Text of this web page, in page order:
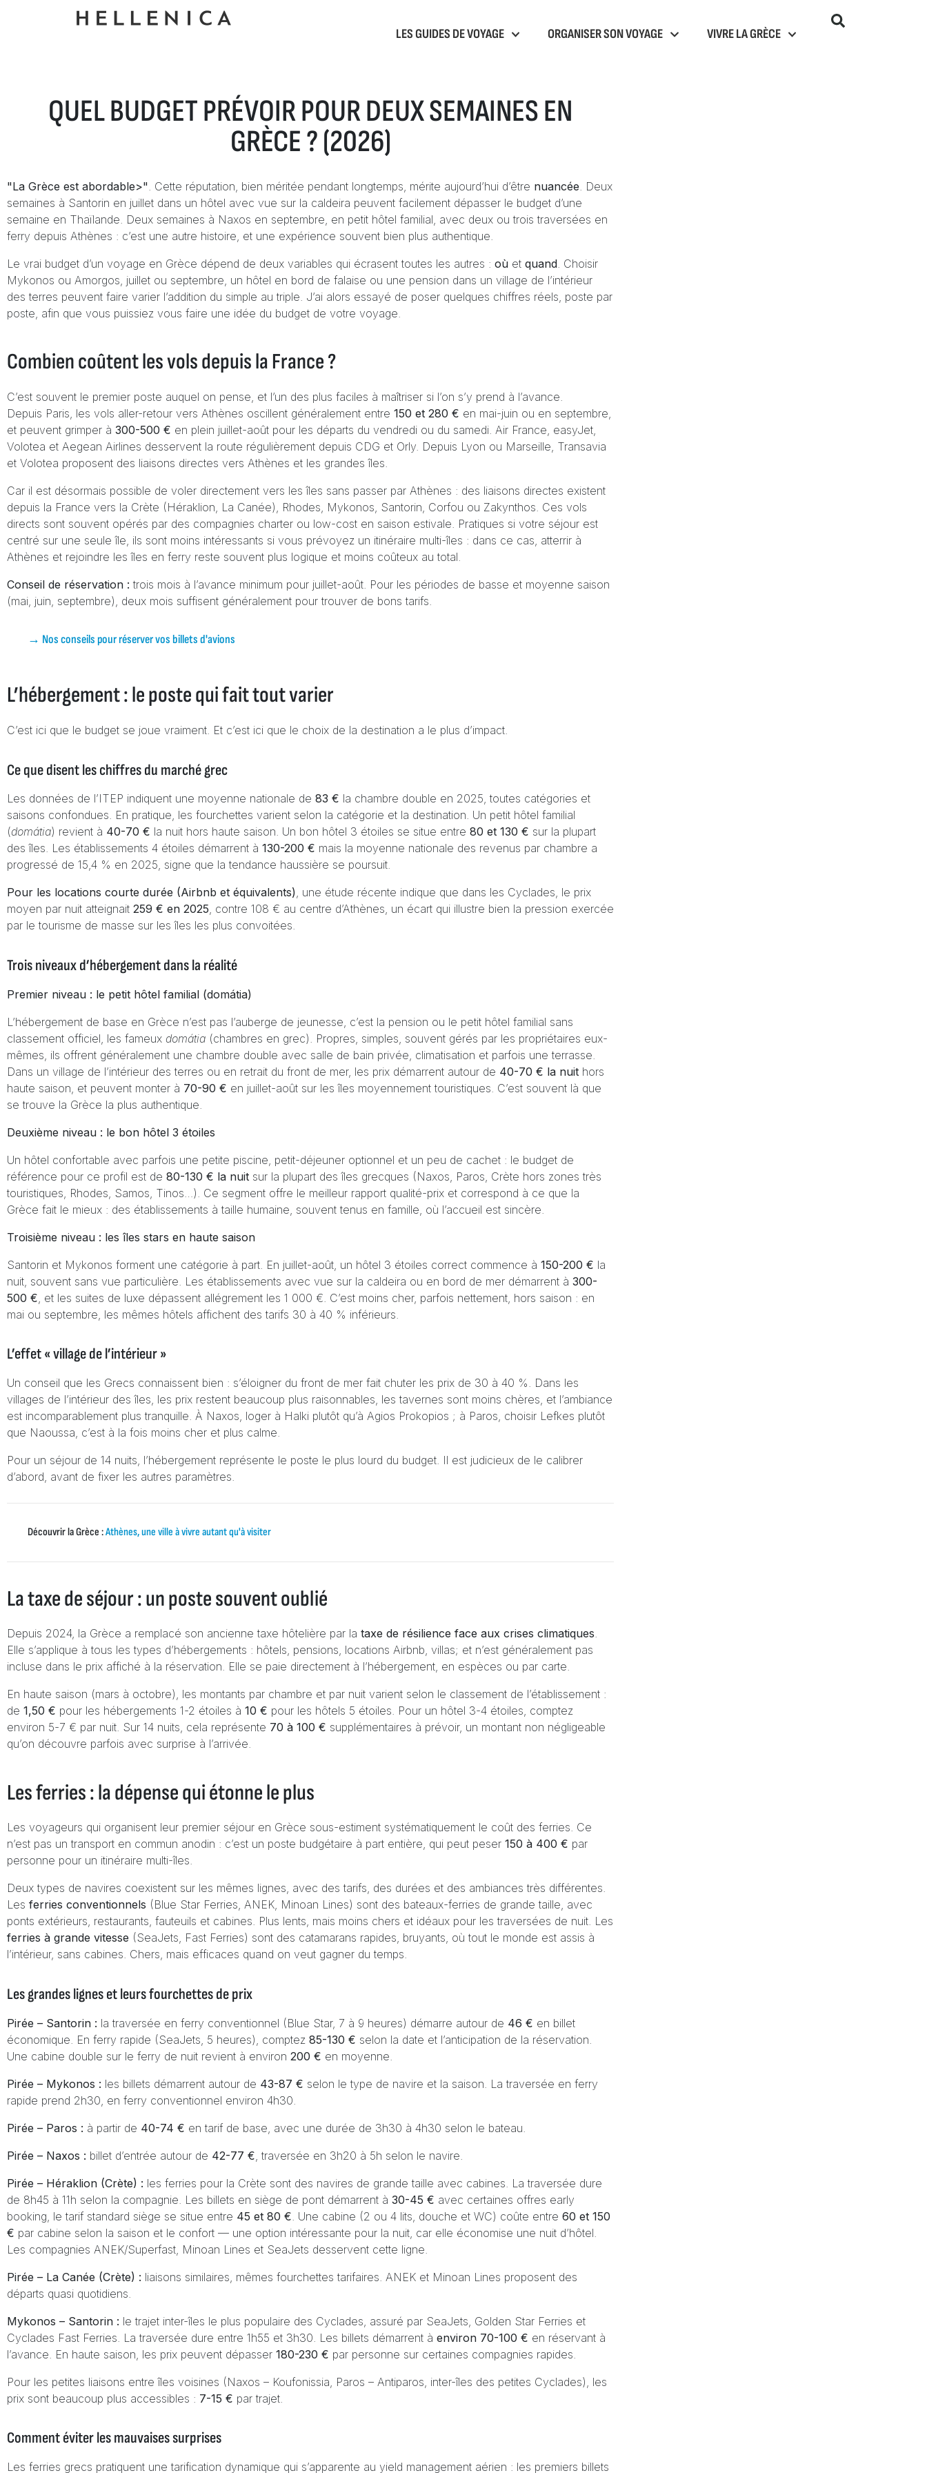
LES GUIDES DE VOYAGE ORGANISER SON VOYAGE VIVRE LA GRÈCE
QUEL BUDGET PRÉVOIR POUR DEUX SEMAINES EN
GRÈCE ? (2026)
La Grèce est abordable> . Cette réputation, bien méritée pendant longtemps, mérite aujourd’hui d’être nuancée. Deux
semaines à Santorin en juillet dans un hôtel avec vue sur la caldeira peuvent facilement dépasser le budget d’une
semaine en Thaïlande. Deux semaines à Naxos en septembre, en petit hôtel familial, avec deux ou trois traversées en
ferry depuis Athènes : c’est une autre histoire, et une expérience souvent bien plus authentique.
Le vrai budget d’un voyage en Grèce dépend de deux variables qui écrasent toutes les autres : où et quand. Choisir
Mykonos ou Amorgos, juillet ou septembre, un hôtel en bord de falaise ou une pension dans un village de l’intérieur
des terres peuvent faire varier l’addition du simple au triple. J’ai alors essayé de poser quelques chiffres réels, poste par
poste, afin que vous puissiez vous faire une idée du budget de votre voyage.
Combien coûtent les vols depuis la France ?
C’est souvent le premier poste auquel on pense, et l’un des plus faciles à maîtriser si l’on s’y prend à l’avance.
Depuis Paris, les vols aller-retour vers Athènes oscillent généralement entre 150 et 280 € en mai-juin ou en septembre,
et peuvent grimper à 300-500 € en plein juillet-août pour les départs du vendredi ou du samedi. Air France, easyJet,
Volotea et Aegean Airlines desservent la route régulièrement depuis CDG et Orly. Depuis Lyon ou Marseille, Transavia
et Volotea proposent des liaisons directes vers Athènes et les grandes îles.
Car il est désormais possible de voler directement vers les îles sans passer par Athènes : des liaisons directes existent
depuis la France vers la Crète (Héraklion, La Canée), Rhodes, Mykonos, Santorin, Corfou ou Zakynthos. Ces vols
directs sont souvent opérés par des compagnies charter ou low-cost en saison estivale. Pratiques si votre séjour est
centré sur une seule île, ils sont moins intéressants si vous prévoyez un itinéraire multi-îles : dans ce cas, atterrir à
Athènes et rejoindre les îles en ferry reste souvent plus logique et moins coûteux au total.
Conseil de réservation : trois mois à l’avance minimum pour juillet-août. Pour les périodes de basse et moyenne saison
(mai, juin, septembre), deux mois suffisent généralement pour trouver de bons tarifs.
→ Nos conseils pour réserver vos billets d'avions
L’hébergement : le poste qui fait tout varier
C’est ici que le budget se joue vraiment. Et c’est ici que le choix de la destination a le plus d’impact.
Ce que disent les chiffres du marché grec
Les données de l’ITEP indiquent une moyenne nationale de 83 € la chambre double en 2025, toutes catégories et
saisons confondues. En pratique, les fourchettes varient selon la catégorie et la destination. Un petit hôtel familial
(domátia) revient à 40-70 € la nuit hors haute saison. Un bon hôtel 3 étoiles se situe entre 80 et 130 € sur la plupart
des îles. Les établissements 4 étoiles démarrent à 130-200 € mais la moyenne nationale des revenus par chambre a
progressé de 15,4 % en 2025, signe que la tendance haussière se poursuit.
Pour les locations courte durée (Airbnb et équivalents), une étude récente indique que dans les Cyclades, le prix
moyen par nuit atteignait 259 € en 2025, contre 108 € au centre d’Athènes, un écart qui illustre bien la pression exercée
par le tourisme de masse sur les îles les plus convoitées.
Trois niveaux d’hébergement dans la réalité
Premier niveau : le petit hôtel familial (domátia)
L’hébergement de base en Grèce n’est pas l’auberge de jeunesse, c’est la pension ou le petit hôtel familial sans
classement officiel, les fameux domátia (chambres en grec). Propres, simples, souvent gérés par les propriétaires eux-
mêmes, ils offrent généralement une chambre double avec salle de bain privée, climatisation et parfois une terrasse.
Dans un village de l’intérieur des terres ou en retrait du front de mer, les prix démarrent autour de 40-70 € la nuit hors
haute saison, et peuvent monter à 70-90 € en juillet-août sur les îles moyennement touristiques. C’est souvent là que
se trouve la Grèce la plus authentique.
Deuxième niveau : le bon hôtel 3 étoiles
Un hôtel confortable avec parfois une petite piscine, petit-déjeuner optionnel et un peu de cachet : le budget de
référence pour ce profil est de 80-130 € la nuit sur la plupart des îles grecques (Naxos, Paros, Crète hors zones très
touristiques, Rhodes, Samos, Tinos…). Ce segment offre le meilleur rapport qualité-prix et correspond à ce que la
Grèce fait le mieux : des établissements à taille humaine, souvent tenus en famille, où l’accueil est sincère.
Troisième niveau : les îles stars en haute saison
Santorin et Mykonos forment une catégorie à part. En juillet-août, un hôtel 3 étoiles correct commence à 150-200 € la
nuit, souvent sans vue particulière. Les établissements avec vue sur la caldeira ou en bord de mer démarrent à 300-
500 € , et les suites de luxe dépassent allégrement les 1 000 €. C’est moins cher, parfois nettement, hors saison : en
mai ou septembre, les mêmes hôtels affichent des tarifs 30 à 40 % inférieurs.
L’effet « village de l’intérieur »
Un conseil que les Grecs connaissent bien : s’éloigner du front de mer fait chuter les prix de 30 à 40 %. Dans les
villages de l’intérieur des îles, les prix restent beaucoup plus raisonnables, les tavernes sont moins chères, et l’ambiance
est incomparablement plus tranquille. À Naxos, loger à Halki plutôt qu’à Agios Prokopios ; à Paros, choisir Lefkes plutôt
que Naoussa, c’est à la fois moins cher et plus calme.
Pour un séjour de 14 nuits, l’hébergement représente le poste le plus lourd du budget. Il est judicieux de le calibrer
d’abord, avant de fixer les autres paramètres.
Découvrir la Grèce :Athènes, une ville à vivre autant qu'à visiter
La taxe de séjour : un poste souvent oublié
Depuis 2024, la Grèce a remplacé son ancienne taxe hôtelière par la taxe de résilience face aux crises climatiques.
Elle s’applique à tous les types d’hébergements : hôtels, pensions, locations Airbnb, villas; et n’est généralement pas
incluse dans le prix affiché à la réservation. Elle se paie directement à l’hébergement, en espèces ou par carte.
En haute saison (mars à octobre), les montants par chambre et par nuit varient selon le classement de l’établissement :
de 1,50 € pour les hébergements 1-2 étoiles à 10 € pour les hôtels 5 étoiles. Pour un hôtel 3-4 étoiles, comptez
environ 5-7 € par nuit. Sur 14 nuits, cela représente 70 à 100 € supplémentaires à prévoir, un montant non négligeable
qu’on découvre parfois avec surprise à l’arrivée.
Les ferries : la dépense qui étonne le plus
Les voyageurs qui organisent leur premier séjour en Grèce sous-estiment systématiquement le coût des ferries. Ce
n’est pas un transport en commun anodin : c’est un poste budgétaire à part entière, qui peut peser 150 à 400 € par
personne pour un itinéraire multi-îles.
Deux types de navires coexistent sur les mêmes lignes, avec des tarifs, des durées et des ambiances très différentes.
Les ferries conventionnels (Blue Star Ferries, ANEK, Minoan Lines) sont des bateaux-ferries de grande taille, avec
ponts extérieurs, restaurants, fauteuils et cabines. Plus lents, mais moins chers et idéaux pour les traversées de nuit. Les
ferries à grande vitesse (SeaJets, Fast Ferries) sont des catamarans rapides, bruyants, où tout le monde est assis à
l’intérieur, sans cabines. Chers, mais efficaces quand on veut gagner du temps.
Les grandes lignes et leurs fourchettes de prix
Pirée – Santorin : la traversée en ferry conventionnel (Blue Star, 7 à 9 heures) démarre autour de 46 € en billet
économique. En ferry rapide (SeaJets, 5 heures), comptez 85-130 € selon la date et l’anticipation de la réservation.
Une cabine double sur le ferry de nuit revient à environ 200 € en moyenne.
Pirée – Mykonos : les billets démarrent autour de 43-87 € selon le type de navire et la saison. La traversée en ferry
rapide prend 2h30, en ferry conventionnel environ 4h30.
Pirée – Paros : à partir de 40-74 € en tarif de base, avec une durée de 3h30 à 4h30 selon le bateau.
Pirée – Naxos : billet d’entrée autour de 42-77 € , traversée en 3h20 à 5h selon le navire.
Pirée – Héraklion (Crète) : les ferries pour la Crète sont des navires de grande taille avec cabines. La traversée dure
de 8h45 à 11h selon la compagnie. Les billets en siège de pont démarrent à 30-45 € avec certaines offres early
booking, le tarif standard siège se situe entre 45 et 80 € . Une cabine (2 ou 4 lits, douche et WC) coûte entre 60 et 150
€ par cabine selon la saison et le confort — une option intéressante pour la nuit, car elle économise une nuit d’hôtel.
Les compagnies ANEK/Superfast, Minoan Lines et SeaJets desservent cette ligne.
Pirée – La Canée (Crète) : liaisons similaires, mêmes fourchettes tarifaires. ANEK et Minoan Lines proposent des
départs quasi quotidiens.
Mykonos – Santorin : le trajet inter-îles le plus populaire des Cyclades, assuré par SeaJets, Golden Star Ferries et
Cyclades Fast Ferries. La traversée dure entre 1h55 et 3h30. Les billets démarrent à environ 70-100 € en réservant à
l’avance. En haute saison, les prix peuvent dépasser 180-230 € par personne sur certaines compagnies rapides.
Pour les petites liaisons entre îles voisines (Naxos – Koufonissia, Paros – Antiparos, inter-îles des petites Cyclades), les
prix sont beaucoup plus accessibles : 7-15 € par trajet.
Comment éviter les mauvaises surprises
Les ferries grecs pratiquent une tarification dynamique qui s’apparente au yield management aérien : les premiers billets